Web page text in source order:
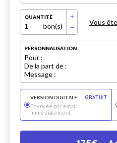
QUANTITÉ
1 bon(s) Vous
PERSONNALISATION
Pour :
De la part de :
Message :
VERSION DIGITALE
GRATUIT
Envoyée par email
immédiatement